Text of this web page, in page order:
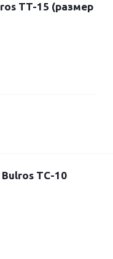
TT-15 (размер
TC-10